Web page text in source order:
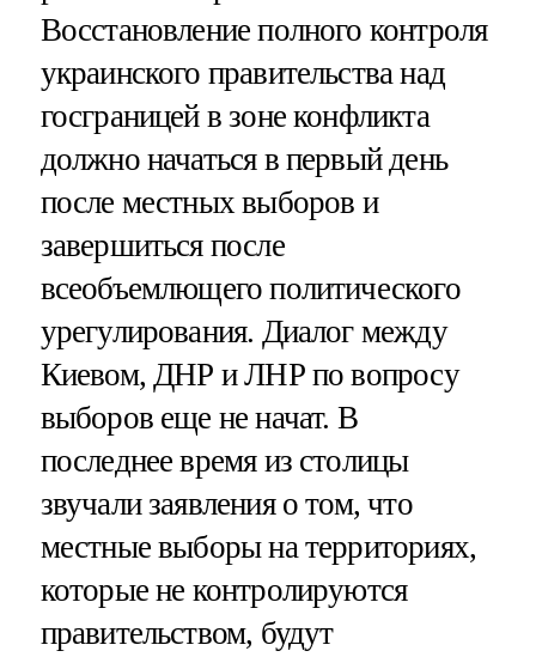
Восстановление полного контроля
украинского правительства над
госграницей в зоне конфликта
должно начаться в первый день
после местных выборов и
завершиться после
всеобъемлющего политического
урегулирования. Диалог между
Киевом, ДНР и ЛНР по вопросу
выборов еще не начат. В
последнее время из столицы
звучали заявления о том, что
местные выборы на территориях,
которые не контролируются
правительством, будут